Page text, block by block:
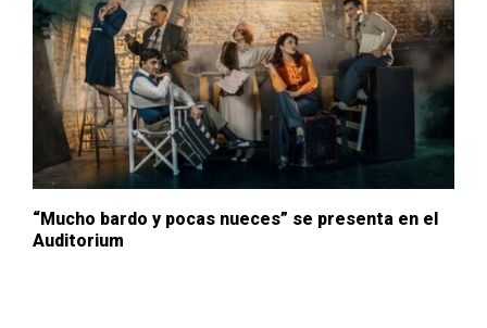
“Mucho bardo y pocas nueces” se presenta en el
Auditorium